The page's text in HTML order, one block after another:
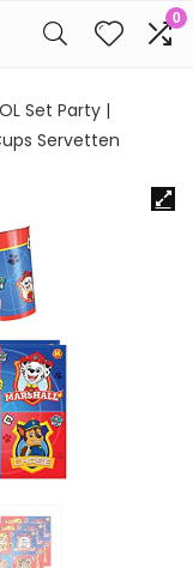
0
Set Party |
Servetten